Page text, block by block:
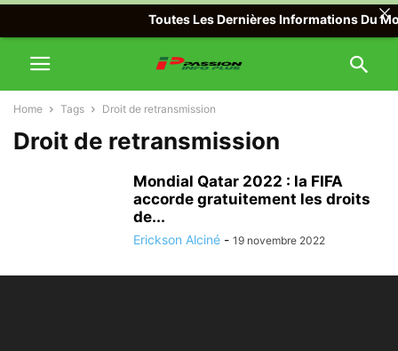
Home Tags Droit de retransmission
Droit de retransmission
Mondial Qatar 2022 : la FIFA
accorde gratuitement les droits
de...
Erickson Alciné - 19 novembre 2022
Toutes Les Dernières Informations Du